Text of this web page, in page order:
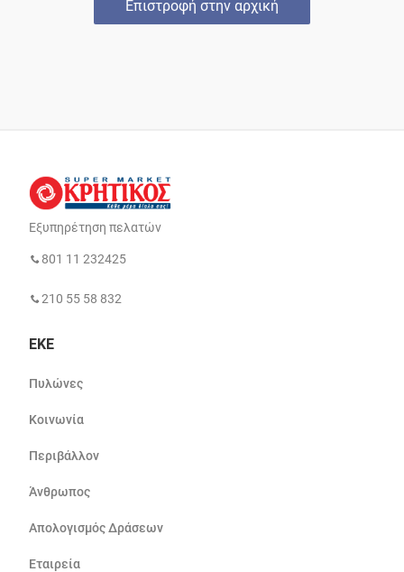
Επιστροφή στην αρχική
Εξυπηρέτηση πελατών
801 11 232425
210 55 58 832
ΕΚΕ
Πυλώνες
Κοινωνία
Περιβάλλον
Άνθρωπος
Απολογισμός Δράσεων
Εταιρεία